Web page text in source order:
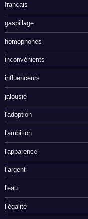
francais
gaspillage
homophones
inconvénients
influenceurs
jalousie
l'adoption
l'ambition
l'apparence
l’argent
l'eau
l’égalité